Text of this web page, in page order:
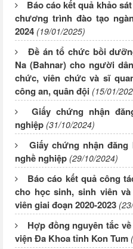
Báo cáo kết quả khảo
chương trình đào tạo
2024 (19/01/2025)
Đề án tổ chức bồi
Na (Bahnar) cho người
chức, viên chức và sĩ
công an, quân đội (15/01/
Giấy chứng nhận
nghiệp (31/10/2024)
Giấy chứng nhận
nghề nghiệp (29/10/2024)
Báo cáo kết quả công
cho học sinh, sinh viên
viên giai đoạn 2020-2023
Hợp đồng nguyên tắc
viện Đa Khoa tỉnh Kon Tum